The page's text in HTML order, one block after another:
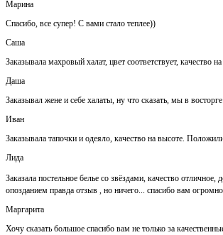
Марина
Спасибо, все супер! С вами стало теплее))
Саша
Заказывала махровый халат, цвет соответствует, качество
Даша
Заказывал жене и себе халаты, ну что сказать, мы в
Иван
Заказывала тапочки и одеяло, качество на высоте.
Лида
Заказала постельное белье со звёздами, качество
опозданием правда отзыв , но ничего... спасибо вам огромное
Маргарита
Хочу сказать большое спасибо вам не только за